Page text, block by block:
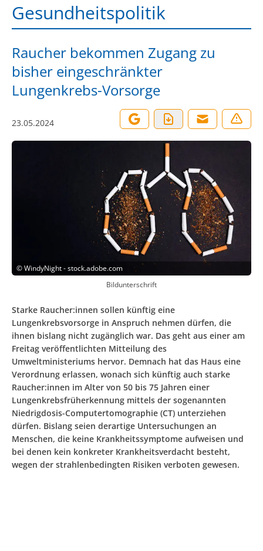
Gesundheitspolitik
Raucher bekommen Zugang zu
bisher eingeschränkter
Lungenkrebs-Vorsorge
23.05.2024
©WindyNight - stock.adobe.com
Bildunterschrift
Starke Raucher:innen sollen künftig eine
Lungenkrebsvorsorge in Anspruch nehmen dürfen, die
ihnen bislang nicht zugänglich war. Das geht aus einer am
Freitag veröffentlichten Mitteilung des
Umweltministeriums hervor. Demnach hat das Haus eine
Verordnung erlassen, wonach sich künftig auch starke
Raucher:innen im Alter von 50 bis 75 Jahren einer
Lungenkrebsfrüherkennung mittels der sogenannten
Niedrigdosis-Computertomographie (CT) unterziehen
dürfen. Bislang seien derartige Untersuchungen an
Menschen, die keine Krankheitssymptome aufweisen und
bei denen kein konkreter Krankheitsverdacht besteht,
wegen der strahlenbedingten Risiken verboten gewesen.